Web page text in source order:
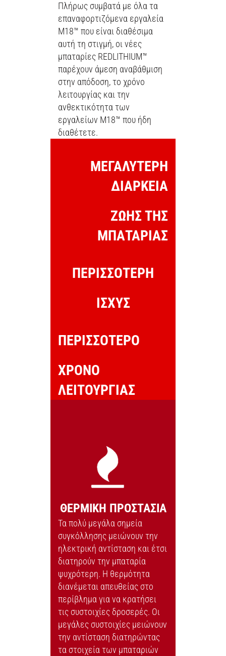
Πλήρως συμβατά με όλα τα
επαναφορτιζόμενα εργαλεία
M18™ που είναι διαθέσιμα
αυτή τη στιγμή, οι νέες
μπαταρίες REDLITHIUM™
παρέχουν άμεση αναβάθμιση
στην απόδοση, το χρόνο
λειτουργίας και την
ανθεκτικότητα των
εργαλείων M18™ που ήδη
διαθέτετε.
ΜΕΓΑΛΥΤΕΡΗ
ΔΙΑΡΚΕΙΑ
ΖΩΗΣ ΤΗΣ
ΜΠΑΤΑΡΙΑΣ
ΠΕΡΙΣΣΟΤΕΡΗ
ΙΣΧΥΣ
ΠΕΡΙΣΣΟΤΕΡΟ
ΧΡΟΝΟ
ΛΕΙΤΟΥΡΓΙΑΣ
ΘΕΡΜΙΚΗ ΠΡΟΣΤΑΣΙΑ
Τα πολύ μεγάλα σημεία
συγκόλλησης μειώνουν την
ηλεκτρική αντίσταση και έτσι
διατηρούν την μπαταρία
ψυχρότερη. Η θερμότητα
διανέμεται απευθείας στο
περίβλημα για να κρατήσει
τις συστοιχίες δροσερές. Οι
μεγάλες συστοιχίες μειώνουν
την αντίσταση διατηρώντας
τα στοιχεία των μπαταριών